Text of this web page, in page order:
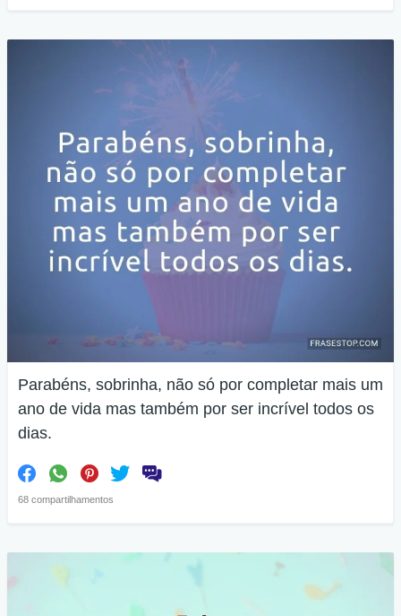
Parabéns, sobrinha, não só por completar mais um
ano de vida mas também por ser incrível todos os
dias.
68 compartilhamentos